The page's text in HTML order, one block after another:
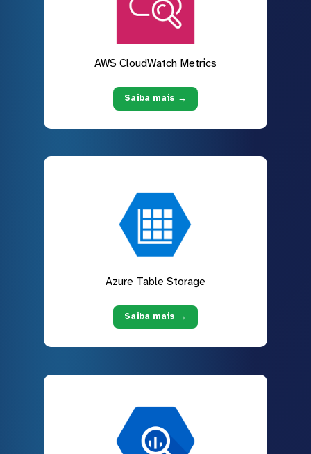
AWS CloudWatch Metrics
Saiba mais →
Azure Table Storage
Saiba mais →